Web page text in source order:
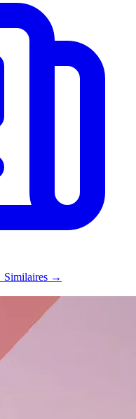
Similaires →